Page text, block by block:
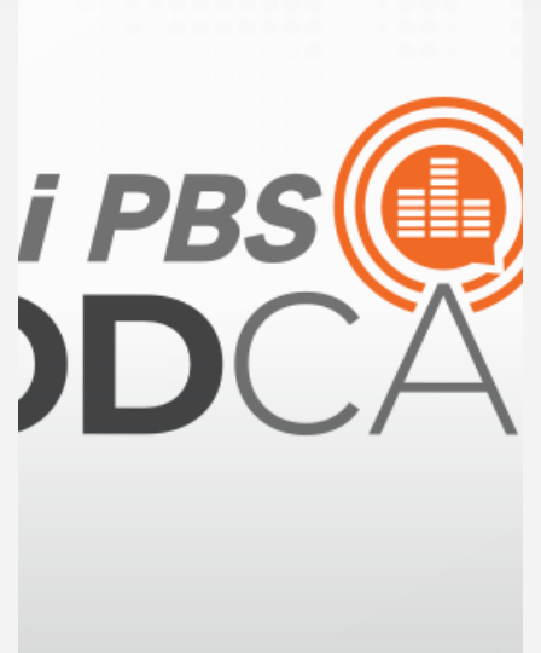
สต์
ของ
คุณ
เพลง
บทความ